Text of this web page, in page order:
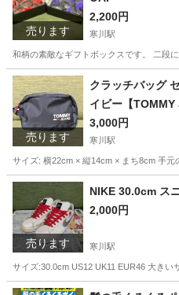
売ります
2,200円
寒川駅
和柄の素敵なギフトボックスです。 二段
神奈川 高座郡 寒川駅 家庭
売ります
クラッチバッグ
イビー【TOMMY
3,000円
寒川駅
サイズ: 横22cm × 縦14cm × まち8cm 手
神奈川 高座郡
売ります
NIKE 30.0cm ス
2,000円
寒川駅
サイズ:30.0cm US12 UK11 EUR46 大き
神奈川 高座郡 寒川駅 靴